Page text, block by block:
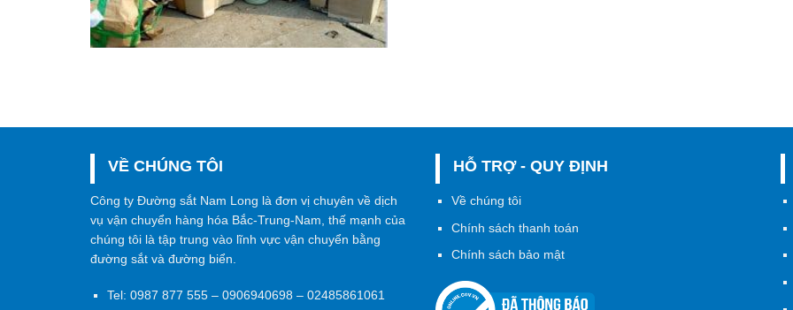
VỀ CHÚNG TÔI
Công ty Đường sắt Nam Long là đơn vị chuyên về dịch
vụ vận chuyển hàng hóa Bắc-Trung-Nam, thế mạnh của
chúng tôi là tập trung vào lĩnh vực vận chuyển bằng
đường sắt và đường biển.
Tel: 0987 877 555– 0906940698– 02485861061
HỖ TRỢ - QUY ĐỊNH
Về chúng tôi
Chính sách thanh toán
Chính sách bảo mật